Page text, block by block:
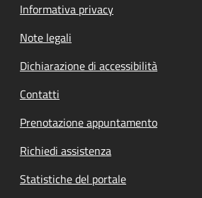
Informativa privacy
Note legali
Dichiarazione di accessibilità
Contatti
Prenotazione appuntamento
Richiedi assistenza
Statistiche del portale